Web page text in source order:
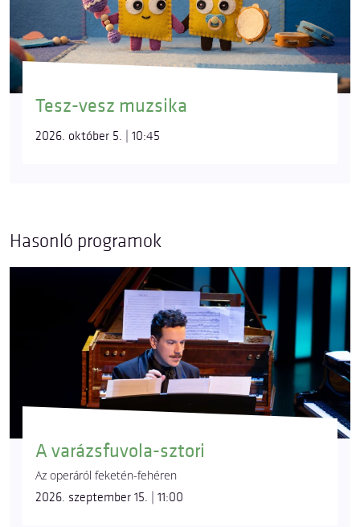
Tesz-vesz muzsika
2026. október 5. | 10:45
Hasonló programok
A varázsfuvola-sztori
Az operáról feketén-fehéren
2026. szeptember 15. | 11:00